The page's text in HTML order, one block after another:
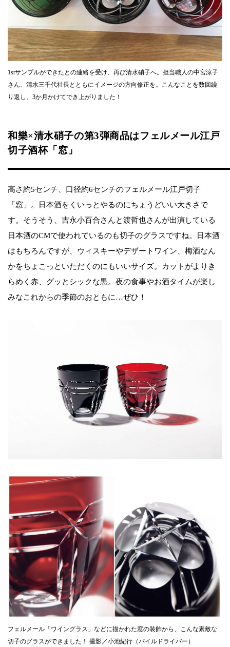
1stサンプルができたとの連絡を受け、再び清水硝子へ。担当職人の中宮涼子
さん、清水三千代社長とともにイメージの方向修正を。こんなことを数回繰
り返し、3か月かけてでき上がりました！
和樂×清水硝子の第3弾商品はフェルメール江戸
切子酒杯「窓」
高さ約5センチ、口径約6センチのフェルメール江戸切子
「窓」。日本酒をくいっとやるのにちょうどいい大きさで
す。そうそう、吉永小百合さんと渡哲也さんが出演している
日本酒のCMで使われているのも切子のグラスですね。日本酒
はもちろんですが、ウィスキーやデザートワイン、梅酒なん
かをちょこっといただくのにもいいサイズ。カットがよりき
らめく赤、グッとシックな黒。夜の食事やお酒タイムが楽し
みなこれからの季節のおともに…ぜひ！
フェルメール「ワイングラス」などに描かれた窓の装飾から、こんな素敵な
切子のグラスができました！ 撮影／小池紀行（パイルドライバー）